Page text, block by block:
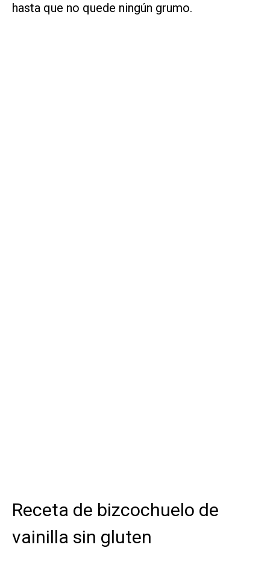
hasta que no quede ningún grumo.
Receta de bizcochuelo de
vainilla sin gluten